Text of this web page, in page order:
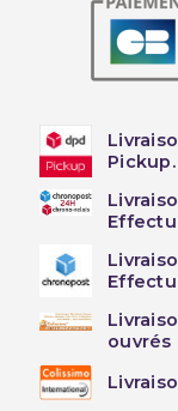
Pickup.
ouvrés